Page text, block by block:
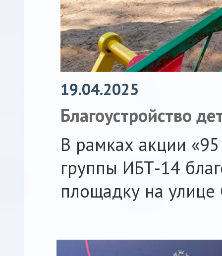
19.04.2025
Благоустройство
В рамках акции
группы ИБТ-14
площадку на улице